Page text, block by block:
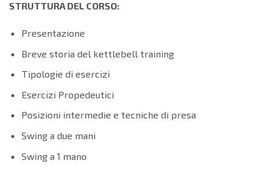
STRUTTURA DEL CORSO:
Presentazione
Breve storia del kettlebell training
Tipologie di esercizi
Esercizi Propedeutici
Posizioni intermedie e tecniche di presa
Swing a due mani
Swing a 1 mano